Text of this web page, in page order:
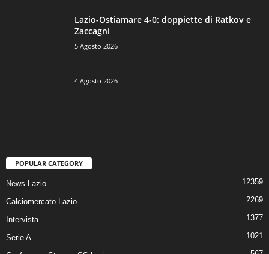
Lazio-Ostiamare 4-0: doppiette di Ratkov e
Zaccagni
5 Agosto 2026
4 Agosto 2026
POPULAR CATEGORY
News Lazio 12359
Calciomercato Lazio 2269
Intervista 1377
Serie A 1021